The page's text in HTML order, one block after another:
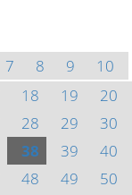
7 8 9
10
18 19
20
28 29
30
38 39
40
48 49
50